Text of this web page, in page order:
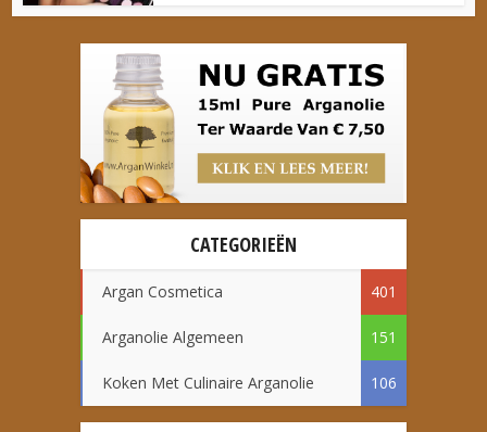
CATEGORIEËN
Argan Cosmetica 401
Arganolie Algemeen 151
Koken Met Culinaire Arganolie 106